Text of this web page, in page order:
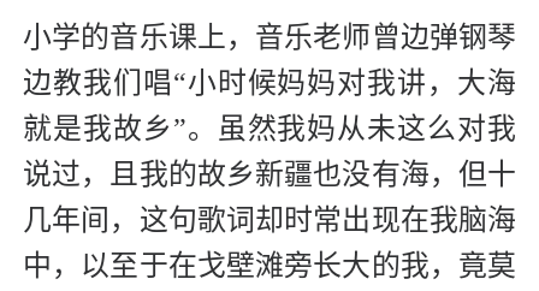
小学的音乐课上，音乐老师曾边弹钢琴
边教我们唱“小时候妈妈对我讲，大海
就是我故乡”。虽然我妈从未这么对我
说过，且我的故乡新疆也没有海，但十
几年间，这句歌词却时常出现在我脑海
中，以至于在戈壁滩旁长大的我，竟莫